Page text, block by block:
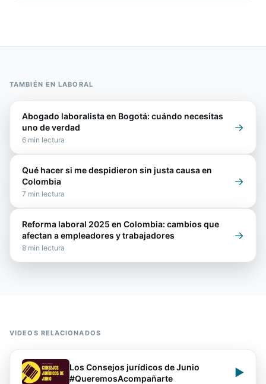
TAMBIÉN ENLABORAL
Abogado laboralista en Bogotá: cuándo necesitas
uno de verdad
6 min lectura
→
Qué hacer si me despidieron sin justa causa en
Colombia
7 min lectura
→
Reforma laboral 2025 en Colombia: cambios que
afectan a empleadores y trabajadores
8 min lectura
→
VIDEOS RELACIONADOS
Los Consejos jurídicos de Junio
#QueremosAcompañarte
▶